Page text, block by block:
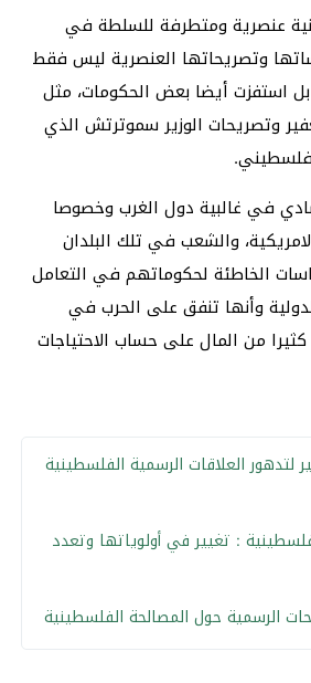
عنصرية ومتطرفة للسلطة في
وتصريحاتها العنصرية ليس فقط
استفزت أيضا بعض الحكومات، مثل
وتصريحات الوزير سموترتش الذي
في غالبية دول الغرب وخصوصا
والشعب في تلك البلدان
الخاطئة لحكوماتهم في التعامل
وأنها تنفق على الحرب في
كثيرا من المال على حساب الاحتياجات
لتدهور العلاقات الرسمية الفلسطينية
: تغيير في أولوياتها وتعدد
الرسمية حول المصالحة الفلسطينية